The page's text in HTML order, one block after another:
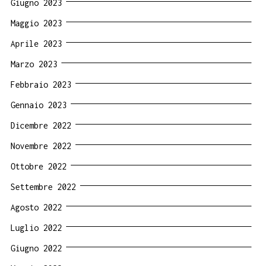
Giugno 2023
Maggio 2023
Aprile 2023
Marzo 2023
Febbraio 2023
Gennaio 2023
Dicembre 2022
Novembre 2022
Ottobre 2022
Settembre 2022
Agosto 2022
Luglio 2022
Giugno 2022